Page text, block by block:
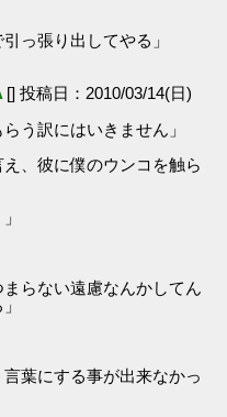
っ張り出してやる」
[] 投稿日：2010/03/14(日)
う訳にはいきません」
、彼に僕のウンコを触ら
らない遠慮なんかしてん
葉にする事が出来なかっ